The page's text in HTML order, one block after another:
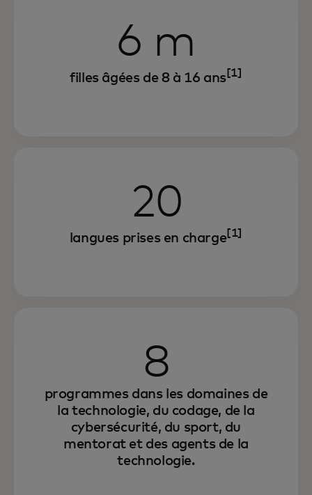
6 m
filles âgées de 8 à 16 ans[1]
20
langues prises en charge [1]
8
programmes dans les domaines de
la technologie, du codage, de la
cybersécurité, du sport, du
mentorat et des agents de la
technologie.